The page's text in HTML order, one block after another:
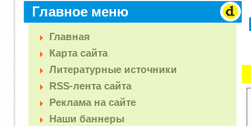
Главное меню
Главная
Карта сайта
Литературные источники
RSS-лента сайта
Реклама на сайте
Наши баннеры